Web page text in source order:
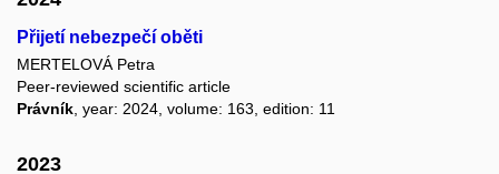
Přijetí nebezpečí oběti
MERTELOVÁ Petra
Peer-reviewed scientific article
Právník , year: 2024, volume: 163, edition: 11
2023